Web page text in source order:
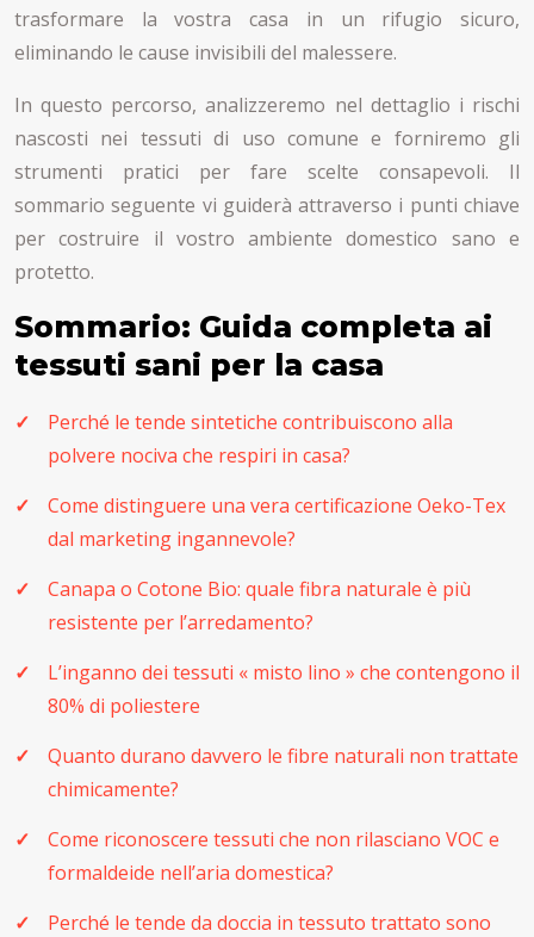
trasformare la vostra casa in un rifugio sicuro,
eliminando le cause invisibili del malessere.
In questo percorso, analizzeremo nel dettaglio i rischi
nascosti nei tessuti di uso comune e forniremo gli
strumenti pratici per fare scelte consapevoli. Il
sommario seguente vi guiderà attraverso i punti chiave
per costruire il vostro ambiente domestico sano e
protetto.
Sommario: Guida completa ai
tessuti sani per la casa
Perché le tende sintetiche contribuiscono alla
polvere nociva che respiri in casa?
Come distinguere una vera certificazione Oeko-Tex
dal marketing ingannevole?
Canapa o Cotone Bio: quale fibra naturale è più
resistente per l’arredamento?
L’inganno dei tessuti « misto lino » che contengono il
80% di poliestere
Quanto durano davvero le fibre naturali non trattate
chimicamente?
Come riconoscere tessuti che non rilasciano VOC e
formaldeide nell’aria domestica?
Perché le tende da doccia in tessuto trattato sono